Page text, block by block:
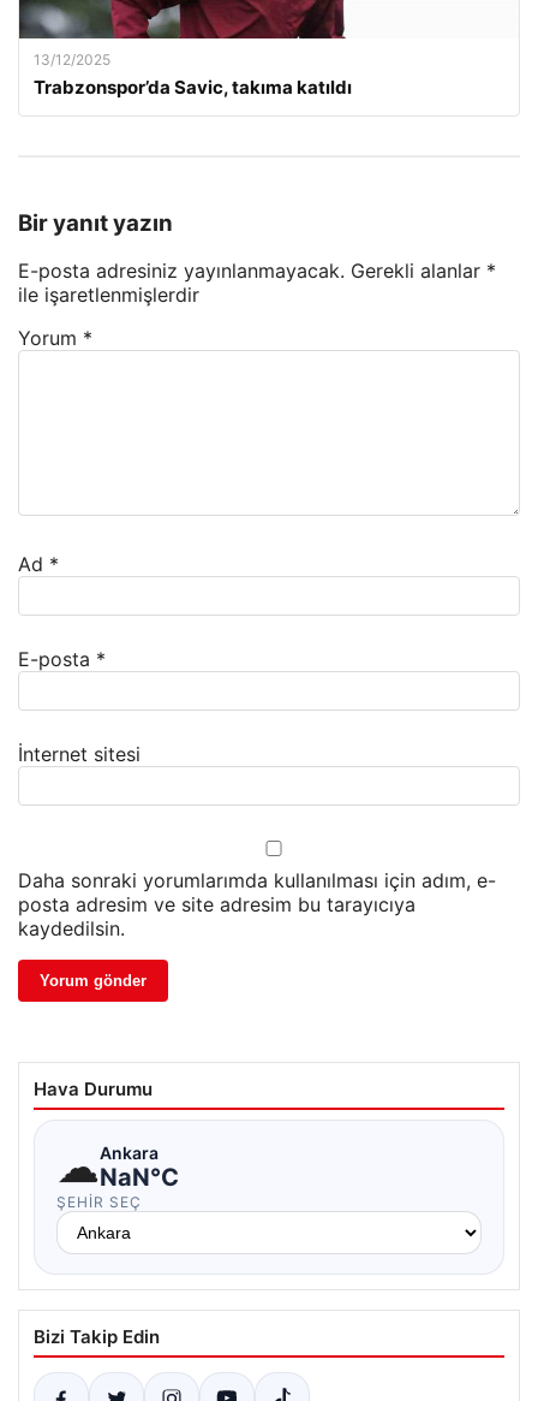
13/12/2025
Trabzonspor’da Savic, takıma katıldı
Bir yanıt yazın
E-posta adresiniz yayınlanmayacak. Gerekli alanlar *
ile işaretlenmişlerdir
Yorum *
Ad *
E-posta *
İnternet sitesi
Daha sonraki yorumlarımda kullanılması için adım, e-
posta adresim ve site adresim bu tarayıcıya
kaydedilsin.
Hava Durumu
☁Ankara
NaN°C
ŞEHIR SEÇ
Bizi Takip Edin